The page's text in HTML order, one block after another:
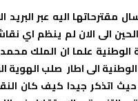
مقترحاتها اليه عبر
الى الان لم ينظم اي
حيث اتذكر جيدا كيف كان